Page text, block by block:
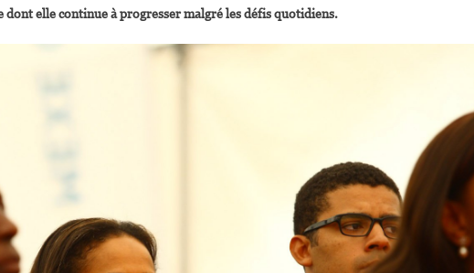
dont elle continue à progresser malgré les défis quotidiens.